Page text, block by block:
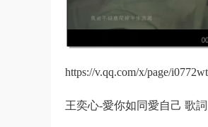
https://v.qq.com/x/page/
王奕心-愛你如同愛自己 歌詞